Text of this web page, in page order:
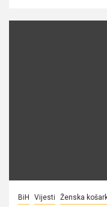
BiH Vijesti Ženska